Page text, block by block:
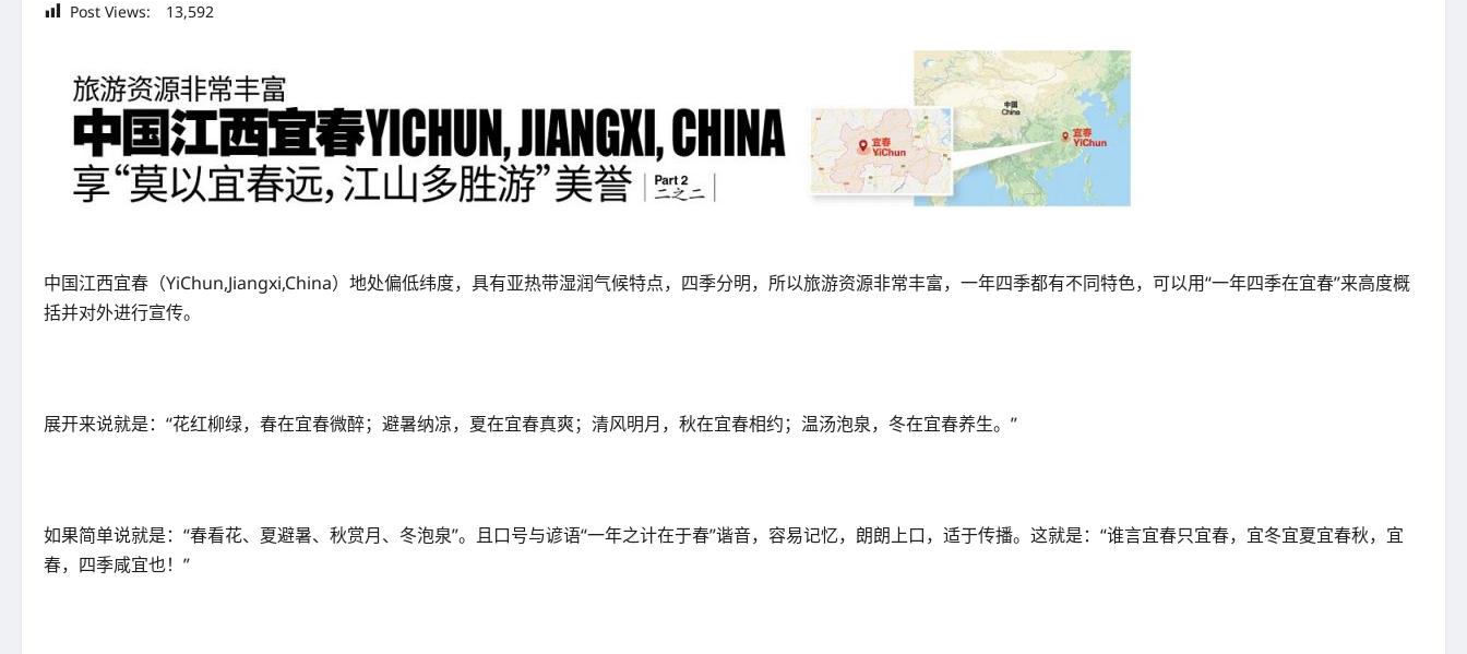
Post Views: 13,592
中国江西宜春（YiChun,Jiangxi,China）地处偏低纬度，具有亚热带湿润气候特点，四季分明，所以旅游资源非常丰富，一年四季都有不同特色，可以用“一年四季在宜春”来高度概
括并对外进行宣传。
展开来说就是：“花红柳绿，春在宜春微醉；避暑纳凉，夏在宜春真爽；清风明月，秋在宜春相约；温汤泡泉，冬在宜春养生。”
如果简单说就是：“春看花、夏避暑、秋赏月、冬泡泉”。且口号与谚语“一年之计在于春”谐音，容易记忆，朗朗上口，适于传播。这就是：“谁言宜春只宜春，宜冬宜夏宜春秋，宜
春，四季咸宜也！”